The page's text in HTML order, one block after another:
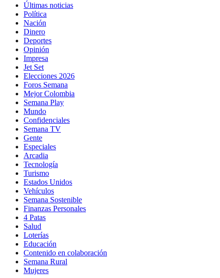
Últimas noticias
Política
Nación
Dinero
Deportes
Opinión
Impresa
Jet Set
Elecciones 2026
Foros Semana
Mejor Colombia
Semana Play
Mundo
Confidenciales
Semana TV
Gente
Especiales
Arcadia
Tecnología
Turismo
Estados Unidos
Vehículos
Semana Sostenible
Finanzas Personales
4 Patas
Salud
Loterías
Educación
Contenido en colaboración
Semana Rural
Mujeres